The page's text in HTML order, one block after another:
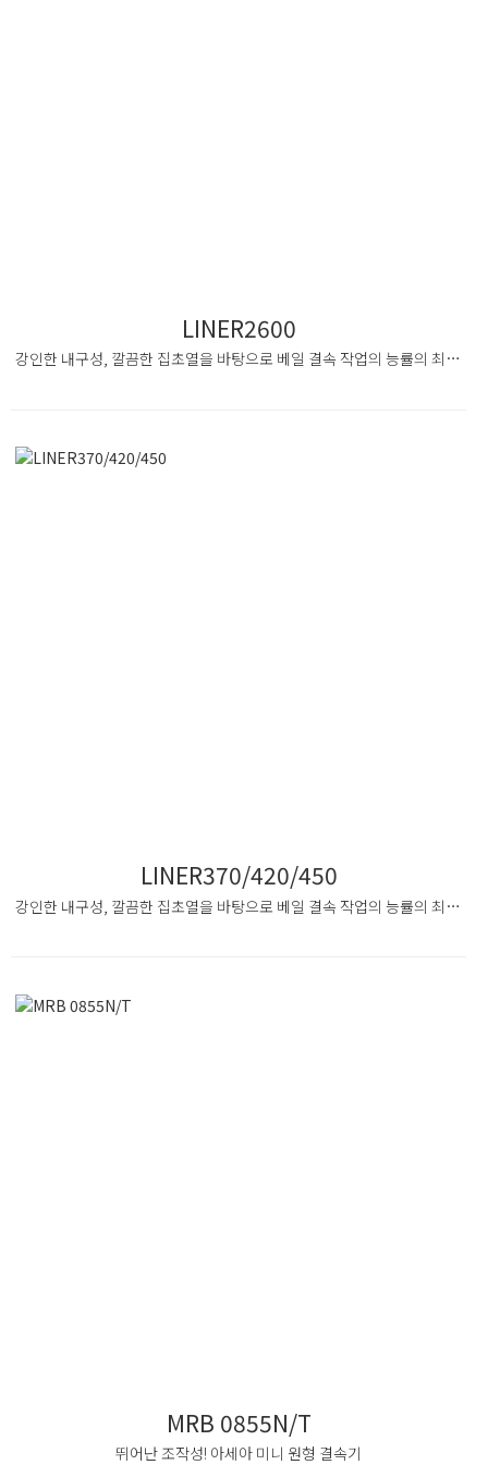
LINER2600
강인한 내구성, 깔끔한 집초열을 바탕으로 베일 결속 작업의 능률의 최대화를 경험하여 보십시오
LINER370/420/450
강인한 내구성, 깔끔한 집초열을 바탕으로 베일 결속 작업의 능률의 최대화를 경험하여 보십시오
MRB 0855N/T
뛰어난 조작성! 아세아 미니 원형 결속기